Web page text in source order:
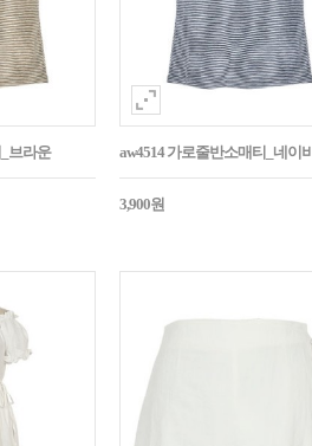
브라운 aw4514 가로줄반소매티_네이비
3,900원